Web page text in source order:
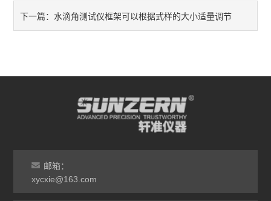
下一篇：水滴角测试仪框架可以根据式样的大小适量调节
邮箱：
xycxie@163.com